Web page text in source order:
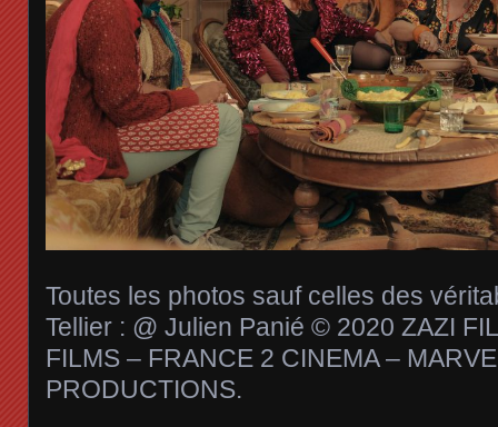
Toutes les photos sauf celles des
Tellier : @ Julien Panié © 2020 ZAZI
FILMS – FRANCE 2 CINEMA –
PRODUCTIONS.